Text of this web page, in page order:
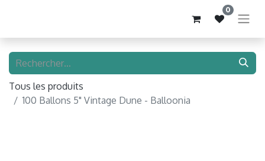
0
Tous les produits
100 Ballons 5" Vintage Dune - Balloonia